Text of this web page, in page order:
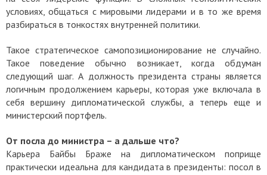
условиях, общаться с мировыми лидерами и в то же время
разбираться в тонкостях внутренней политики.
Такое стратегическое самопозиционирование не случайно.
Такое поведение обычно возникает, когда обдуман
следующий шаг. А должность президента страны является
логичным продолжением карьеры, которая уже включала в
себя вершину дипломатической службы, а теперь еще и
министерский портфель.
От посла до министра – а дальше что?
Карьера Байбы Браже на дипломатическом поприще
практически идеальна для кандидата в президенты: посол в